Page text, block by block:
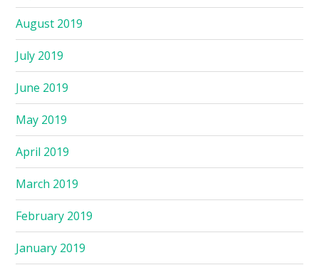
August 2019
July 2019
June 2019
May 2019
April 2019
March 2019
February 2019
January 2019